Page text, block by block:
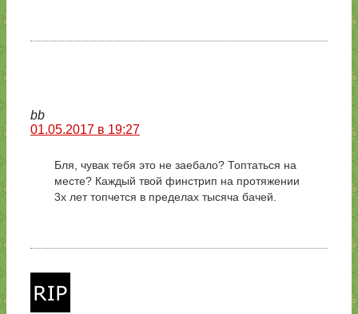
bb
01.05.2017 в 19:27
Бля, чувак тебя это не заебало? Топтаться на
месте? Каждый твой финстрип на протяжении
3х лет топчется в пределах тысяча бачей.